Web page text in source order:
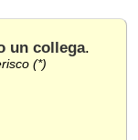
un collega.
(*)